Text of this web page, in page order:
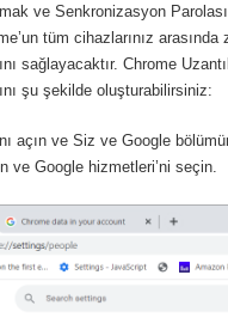
ve Senkronizasyon
tüm cihazlarınız
sağlayacaktır.Chrome
şu şekilde oluşturabilirsiniz:
açın ve Siz ve Google
ve Google hizmetleri’ni seçin.